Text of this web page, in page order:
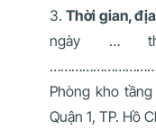
Thời gian,
ngày …
Phòng kho
Quận 1, TP. Hồ